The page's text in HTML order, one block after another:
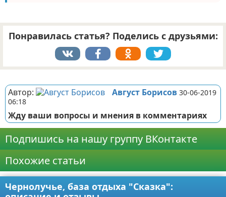
Понравилась статья? Поделись с друзьями:
Автор: Август Борисов 30-06-2019
06:18
Жду ваши вопросы и мнения в комментариях
Подпишись на нашу группу ВКонтакте
Похожие статьи
Чернолучье, база отдыха "Сказка":